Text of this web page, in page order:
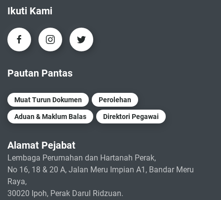
Ikuti Kami
Pautan Pantas
Muat Turun Dokumen Perolehan
Aduan & Maklum Balas Direktori Pegawai
Alamat Pejabat
Lembaga Perumahan dan Hartanah Perak,
No 16, 18 & 20 A, Jalan Meru Impian A1, Bandar Meru
Raya,
30020 Ipoh, Perak Darul Ridzuan.